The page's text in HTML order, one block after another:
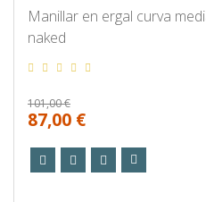
Manillar en ergal curva
naked
101,00 €
87,00 €